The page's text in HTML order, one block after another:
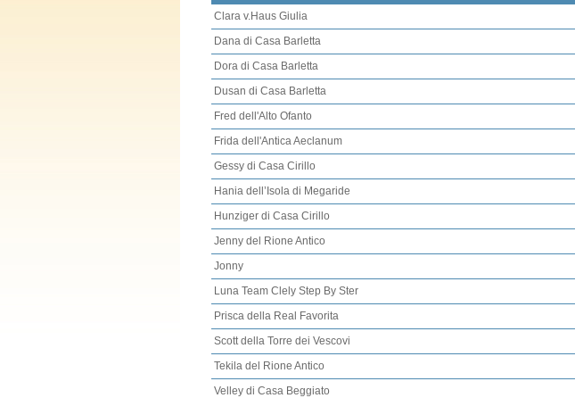
Clara v.Haus Giulia
Dana di Casa Barletta
Dora di Casa Barletta
Dusan di Casa Barletta
Fred dell'Alto Ofanto
Frida dell'Antica Aeclanum
Gessy di Casa Cirillo
Hania dell’Isola di Megaride
Hunziger di Casa Cirillo
Jenny del Rione Antico
Jonny
Luna Team Clely Step By Ster
Prisca della Real Favorita
Scott della Torre dei Vescovi
Tekila del Rione Antico
Velley di Casa Beggiato